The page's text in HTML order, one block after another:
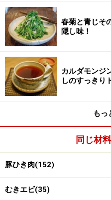
ル、ミント、香菜、混ぜ合
ときは好みの香草ととも
つけて食べる。
油を少し入れて熱したフラ
プの写真は、レモングラス
春菊と青じそ
隠し味！
カルダモンジ
しのすっきり
もっ
同じ材
豚ひき肉(152)
むきエビ(35)